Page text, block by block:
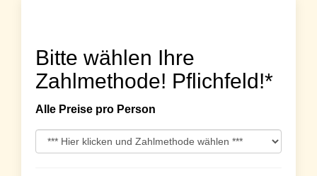
Bitte wählen Ihre
Zahlmethode! Pflichfeld!*
Alle Preise pro Person